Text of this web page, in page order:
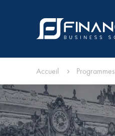
Accueil Programmes